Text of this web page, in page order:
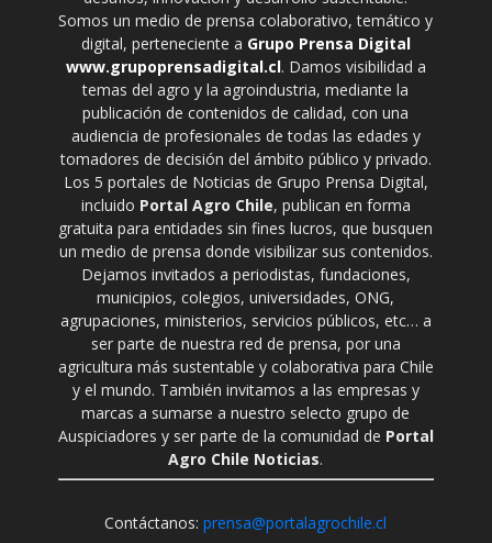
Somos un medio de prensa colaborativo, temático y
digital, perteneciente a Grupo Prensa Digital
www.grupoprensadigital.cl. Damos visibilidad a
temas del agro y la agroindustria, mediante la
publicación de contenidos de calidad, con una
audiencia de profesionales de todas las edades y
tomadores de decisión del ámbito público y privado.
Los 5 portales de Noticias de Grupo Prensa Digital,
incluido Portal Agro Chile, publican en forma
gratuita para entidades sin fines lucros, que busquen
un medio de prensa donde visibilizar sus contenidos.
Dejamos invitados a periodistas, fundaciones,
municipios, colegios, universidades, ONG,
agrupaciones, ministerios, servicios públicos, etc… a
ser parte de nuestra red de prensa, por una
agricultura más sustentable y colaborativa para Chile
y el mundo. También invitamos a las empresas y
marcas a sumarse a nuestro selecto grupo de
Auspiciadores y ser parte de la comunidad de Portal
Agro Chile Noticias.
Contáctanos:prensa@portalagrochile.cl